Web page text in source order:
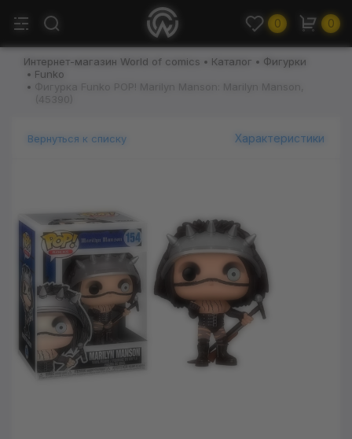
0 0
Интернет-магазин World of comics Каталог
Фигурки
Funko
Фигурка Funko POP! Marilyn Manson: Marilyn Manson,
Вернуться к списку Характеристики